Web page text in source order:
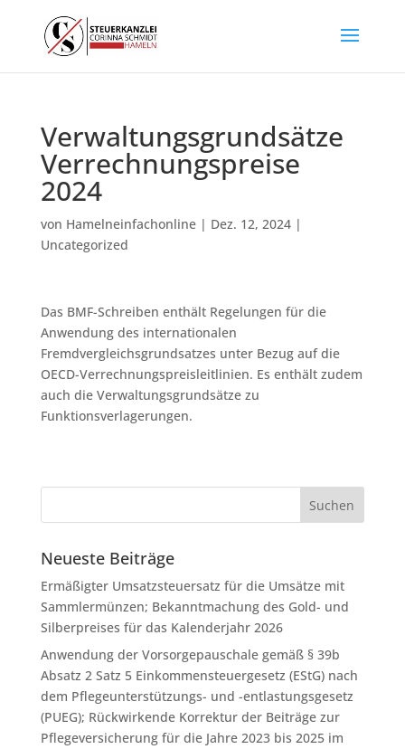
Verwaltungsgrundsätze
Verrechnungspreise
2024
von Hamelneinfachonline| Dez. 12, 2024|
Uncategorized
Das BMF-Schreiben enthält Regelungen für die
Anwendung des internationalen
Fremdvergleichsgrundsatzes unter Bezug auf die
OECD-Verrechnungspreisleitlinien. Es enthält zudem
auch die Verwaltungsgrundsätze zu
Funktionsverlagerungen.
Neueste Beiträge
Ermäßigter Umsatzsteuersatz für die Umsätze mit
Sammlermünzen; Bekanntmachung des Gold- und
Silberpreises für das Kalenderjahr 2026
Anwendung der Vorsorgepauschale gemäß § 39b
Absatz 2 Satz 5 Einkommensteuergesetz (EStG) nach
dem Pflegeunterstützungs- und -entlastungsgesetz
(PUEG); Rückwirkende Korrektur der Beiträge zur
Pflegeversicherung für die Jahre 2023 bis 2025 im